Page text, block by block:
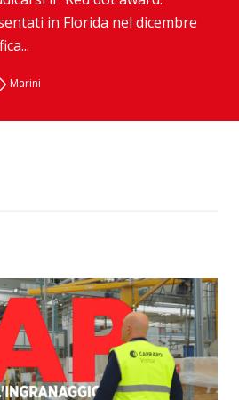
in Florida nel dicembre
Marini